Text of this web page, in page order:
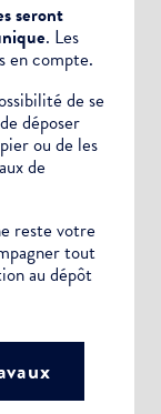
seront
. Les
en compte.
de se
déposer
ou de les
de
reste votre
tout
au dépôt